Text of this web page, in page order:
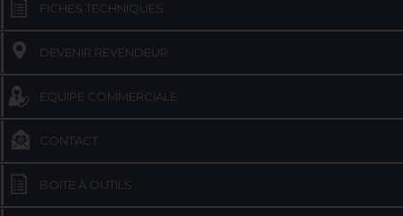
FICHES TECHNIQUES
DEVENIR REVENDEUR
EQUIPE COMMERCIALE
CONTACT
BOITE À OUTILS